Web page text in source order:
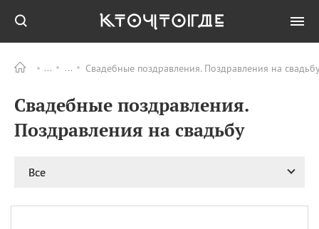
Свадебные поздравления. Поздравления на
Свадебные поздравления.
Поздравления на свадьбу
Все
ПРАЗДНИКИ Все
09.08 День памяти
великомученика и
целителя Пантелеимона
Николая Чудотворца
11.08 День полета на